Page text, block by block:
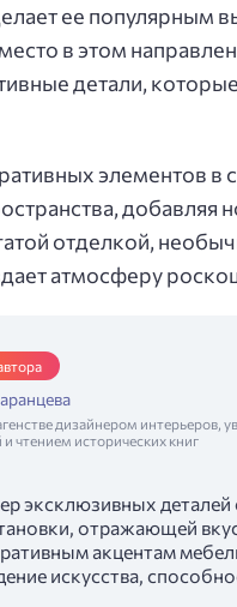
ее популярным
в этом
детали,
элементов в
добавляя
отделкой,
атмосферу
дизайнером интерьеров,
и чтением исторических книг
эксклюзивных
отражающей
акцентам
искусства,